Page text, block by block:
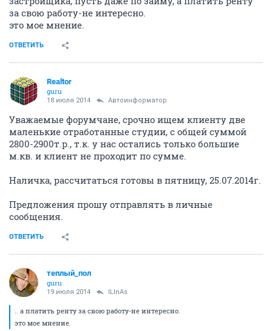
за свою работу-не интересно.
это мое мнение.
ОТВЕТИТЬ
Realtor
guru
18 июля 2014 Автоинформатор
Уважаемые форумчане, срочно ищем клиенту две
маленькие отработанные студии, с общей суммой
2800-2900т.р., т.к. у нас остались только большие
м.кв. и клиент не проходит по сумме.
Наличка, рассчитаться готовы в пятницу, 25.07.2014г.
Предложения прошу отправлять в личные
сообщения.
ОТВЕТИТЬ
теплый_пол
guru
19 июля 2014 ILInAs
.. а платить ренту за свою работу-не интересно.
это мое мнение.